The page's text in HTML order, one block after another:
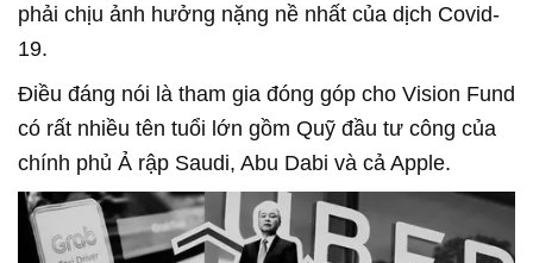
phải chịu ảnh hưởng nặng nề nhất của dịch Covid-
19.
Điều đáng nói là tham gia đóng góp cho Vision Fund
có rất nhiều tên tuổi lớn gồm Quỹ đầu tư công của
chính phủ Ả rập Saudi, Abu Dabi và cả Apple.